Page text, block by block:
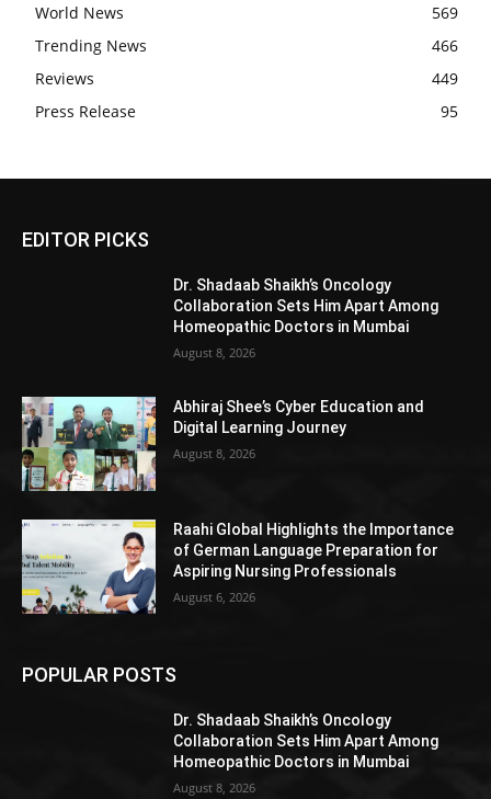
World News
569
Trending News
466
Reviews
449
Press Release
95
EDITOR PICKS
Dr. Shadaab Shaikh’s Oncology
Collaboration Sets Him Apart Among
Homeopathic Doctors in Mumbai
August 8, 2026
Abhiraj Shee’s Cyber Education and
Digital Learning Journey
August 8, 2026
Raahi Global Highlights the Importance
of German Language Preparation for
Aspiring Nursing Professionals
August 6, 2026
POPULAR POSTS
Dr. Shadaab Shaikh’s Oncology
Collaboration Sets Him Apart Among
Homeopathic Doctors in Mumbai
August 8, 2026